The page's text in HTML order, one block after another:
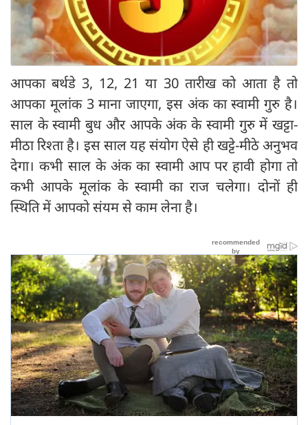
आपका बर्थडे 3, 12, 21 या 30 तारीख को आता है तो
आपका मूलांक 3 माना जाएगा, इस अंक का स्वामी गुरु है।
साल के स्वामी बुध और आपके अंक के स्वामी गुरु में खट्टा-
मीठा रिश्ता है। इस साल यह संयोग ऐसे ही खट्टे-मीठे अनुभव
देगा। कभी साल के अंक का स्वामी आप पर हावी होगा तो
कभी आपके मूलांक के स्वामी का राज चलेगा। दोनों ही
स्थिति में आपको संयम से काम लेना है।